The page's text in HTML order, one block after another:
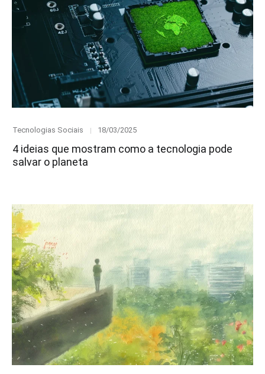
Category
Tecnologias Sociais
Posted
18/03/2025
4 ideias que mostram como a tecnologia pode
salvar o planeta